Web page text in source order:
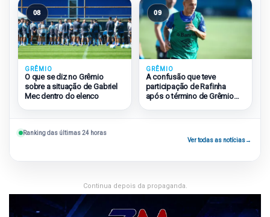
08
GRÊMIO
O que se diz no Grêmio
sobre a situação de Gabriel
Mec dentro do elenco
09
GRÊMIO
A confusão que teve
participação de Rafinha
após o término de Grêmio
Ranking das últimas 24 horas
Ver todas as notícias→
Continua depois da propaganda.